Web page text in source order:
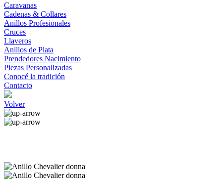
Caravanas
Cadenas & Collares
Anillos Profesionales
Cruces
Llaveros
Anillos de Plata
Prendedores Nacimiento
Piezas Personalizadas
Conocé la tradición
Contacto
Volver